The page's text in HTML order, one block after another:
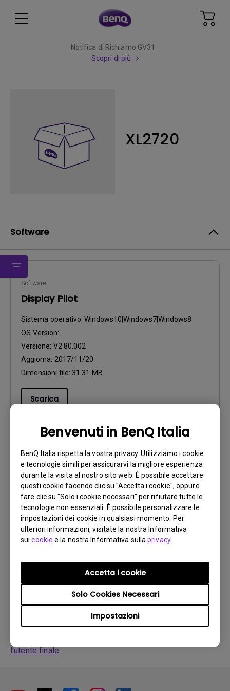
Benvenuti in BenQ Italia
BenQ Italia rispetta la vostra privacy. Utilizziamo i cookie
e tecnologie simili per assicurarvi la migliore esperienza
durante la visita al nostro sito web. È possibile accettare
questi cookie facendo clic su "Accetta i cookie", oppure
fare clic su "Solo i cookie necessari" per rifiutare tutte le
tecnologie non essenziali. È possibile personalizzare le
impostazioni dei cookie in qualsiasi momento. Per
ulteriori informazioni, visitate la nostra Informativa
suicookie e la nostra Informativa sullaprivacy.
Impostazioni
Solo Cookies Necessari
Accetta i cookie
Notifica di Richiamo GV31
Scopri di più
XL2720
Software
Software
Display Pilot
Sistema operativo: Windows10|Windows7|Windows8
OS Version:
Versione: V2.80.002
Aggiorna: 2017/11/20
Dimensioni file: 31.31 MB
Scarica
Driver
WHQL driver
Sistema operativo:Windows10|Windows7|Windows8
OS Version:
Versione:
Aggiorna: 2016/06/07
Utilizzando uno qualsiasi dei suddetti software, l'utente
l'utente finale.